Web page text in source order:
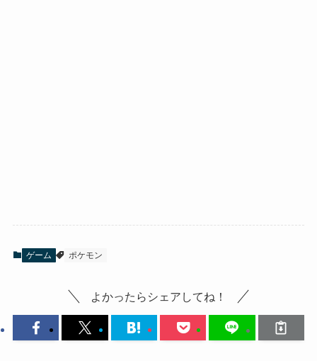
ゲーム ポケモン
よかったらシェアしてね！